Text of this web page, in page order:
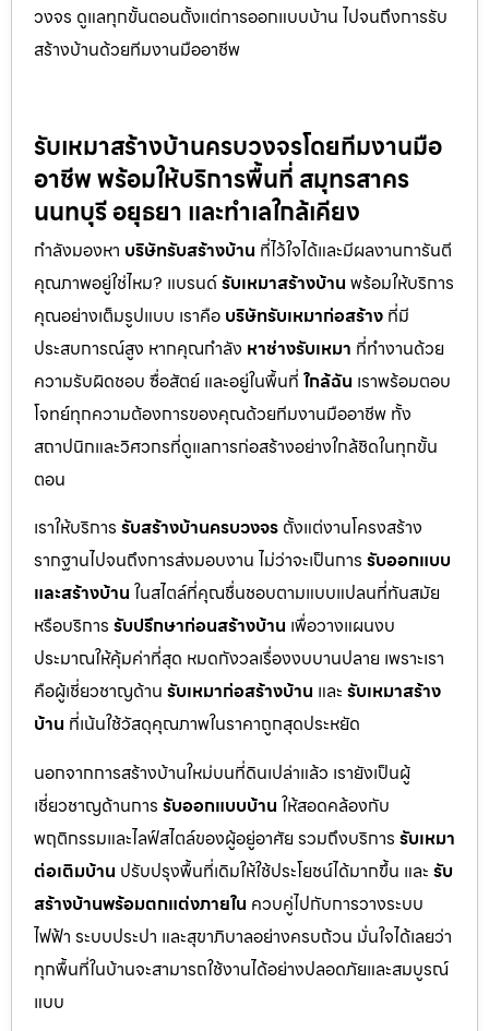
วงจร ดูแลทุกขั้นตอนตั้งแต่การออกแบบบ้าน ไปจนถึงการรับ
สร้างบ้านด้วยทีมงานมืออาชีพ
รับเหมาสร้างบ้านครบวงจรโดยทีมงานมือ
อาชีพ พร้อมให้บริการพื้นที่ สมุทรสาคร
นนทบุรี อยุธยา และทำเลใกล้เคียง
กำลังมองหา บริษัทรับสร้างบ้าน ที่ไว้ใจได้และมีผลงานการันตี
คุณภาพอยู่ใช่ไหม? แบรนด์รับเหมาสร้างบ้าน พร้อมให้บริการ
คุณอย่างเต็มรูปแบบ เราคือ บริษัทรับเหมาก่อสร้าง ที่มี
ประสบการณ์สูง หากคุณกำลัง หาช่างรับเหมา ที่ทำงานด้วย
ความรับผิดชอบ ซื่อสัตย์ และอยู่ในพื้นที่ ใกล้ฉัน เราพร้อมตอบ
โจทย์ทุกความต้องการของคุณด้วยทีมงานมืออาชีพ ทั้ง
สถาปนิกและวิศวกรที่ดูแลการก่อสร้างอย่างใกล้ชิดในทุกขั้น
ตอน
เราให้บริการ รับสร้างบ้านครบวงจร ตั้งแต่งานโครงสร้าง
รากฐานไปจนถึงการส่งมอบงาน ไม่ว่าจะเป็นการ รับออกแบบ
และสร้างบ้าน ในสไตล์ที่คุณชื่นชอบตามแบบแปลนที่ทันสมัย
หรือบริการ รับปรึกษาก่อนสร้างบ้าน เพื่อวางแผนงบ
ประมาณให้คุ้มค่าที่สุด หมดกังวลเรื่องงบบานปลาย เพราะเรา
คือผู้เชี่ยวชาญด้าน รับเหมาก่อสร้างบ้าน และ รับเหมาสร้าง
บ้าน ที่เน้นใช้วัสดุคุณภาพในราคาถูกสุดประหยัด
นอกจากการสร้างบ้านใหม่บนที่ดินเปล่าแล้ว เรายังเป็นผู้
เชี่ยวชาญด้านการ รับออกแบบบ้าน ให้สอดคล้องกับ
พฤติกรรมและไลฟ์สไตล์ของผู้อยู่อาศัย รวมถึงบริการ รับเหมา
ต่อเติมบ้าน ปรับปรุงพื้นที่เดิมให้ใช้ประโยชน์ได้มากขึ้น และ รับ
สร้างบ้านพร้อมตกแต่งภายใน ควบคู่ไปกับการวางระบบ
ไฟฟ้า ระบบประปา และสุขาภิบาลอย่างครบถ้วน มั่นใจได้เลยว่า
ทุกพื้นที่ในบ้านจะสามารถใช้งานได้อย่างปลอดภัยและสมบูรณ์
แบบ